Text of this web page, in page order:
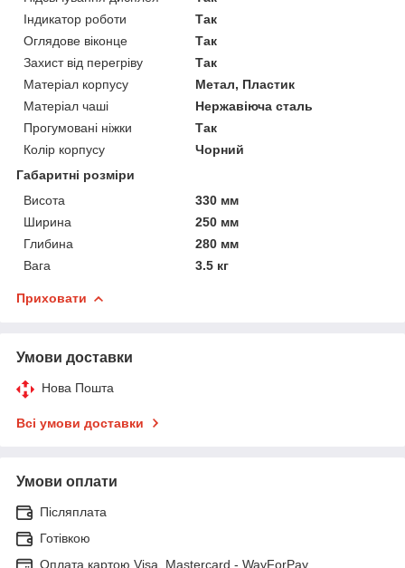
Індикатор роботи
Так
Оглядове віконце
Так
Захист від перегріву
Так
Матеріал корпусу
Метал, Пластик
Матеріал чаші
Нержавіюча сталь
Прогумовані ніжки
Так
Колір корпусу
Чорний
Габаритні розміри
Висота
330 мм
Ширина
250 мм
Глибина
280 мм
Вага
3.5 кг
Приховати
Умови доставки
Нова Пошта
Всі умови доставки
Умови оплати
Післяплата
Готівкою
Оплата картою Visa, Mastercard - WayForPay